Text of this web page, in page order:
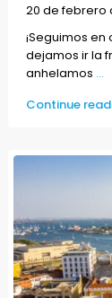
20 de febrero
¡Seguimos
dejamos ir la
anhelamos ...
Continue